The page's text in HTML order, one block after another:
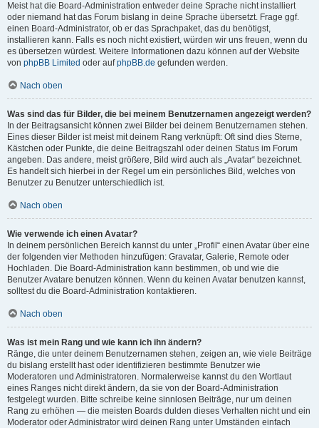
Meist hat die Board-Administration entweder deine Sprache nicht installiert
oder niemand hat das Forum bislang in deine Sprache übersetzt. Frage ggf.
einen Board-Administrator, ob er das Sprachpaket, das du benötigst,
installieren kann. Falls es noch nicht existiert, würden wir uns freuen, wenn du
es übersetzen würdest. Weitere Informationen dazu können auf der Website
von phpBB Limited oder aufphpBB.de gefunden werden.
Nach oben
Was sind das für Bilder, die bei meinem Benutzernamen angezeigt werden?
In der Beitragsansicht können zwei Bilder bei deinem Benutzernamen stehen.
Eines dieser Bilder ist meist mit deinem Rang verknüpft: Oft sind dies Sterne,
Kästchen oder Punkte, die deine Beitragszahl oder deinen Status im Forum
angeben. Das andere, meist größere, Bild wird auch als „Avatar“ bezeichnet.
Es handelt sich hierbei in der Regel um ein persönliches Bild, welches von
Benutzer zu Benutzer unterschiedlich ist.
Nach oben
Wie verwende ich einen Avatar?
In deinem persönlichen Bereich kannst du unter „Profil“ einen Avatar über eine
der folgenden vier Methoden hinzufügen: Gravatar, Galerie, Remote oder
Hochladen. Die Board-Administration kann bestimmen, ob und wie die
Benutzer Avatare benutzen können. Wenn du keinen Avatar benutzen kannst,
solltest du die Board-Administration kontaktieren.
Nach oben
Was ist mein Rang und wie kann ich ihn ändern?
Ränge, die unter deinem Benutzernamen stehen, zeigen an, wie viele Beiträge
du bislang erstellt hast oder identifizieren bestimmte Benutzer wie
Moderatoren und Administratoren. Normalerweise kannst du den Wortlaut
eines Ranges nicht direkt ändern, da sie von der Board-Administration
festgelegt wurden. Bitte schreibe keine sinnlosen Beiträge, nur um deinen
Rang zu erhöhen — die meisten Boards dulden dieses Verhalten nicht und ein
Moderator oder Administrator wird deinen Rang unter Umständen einfach